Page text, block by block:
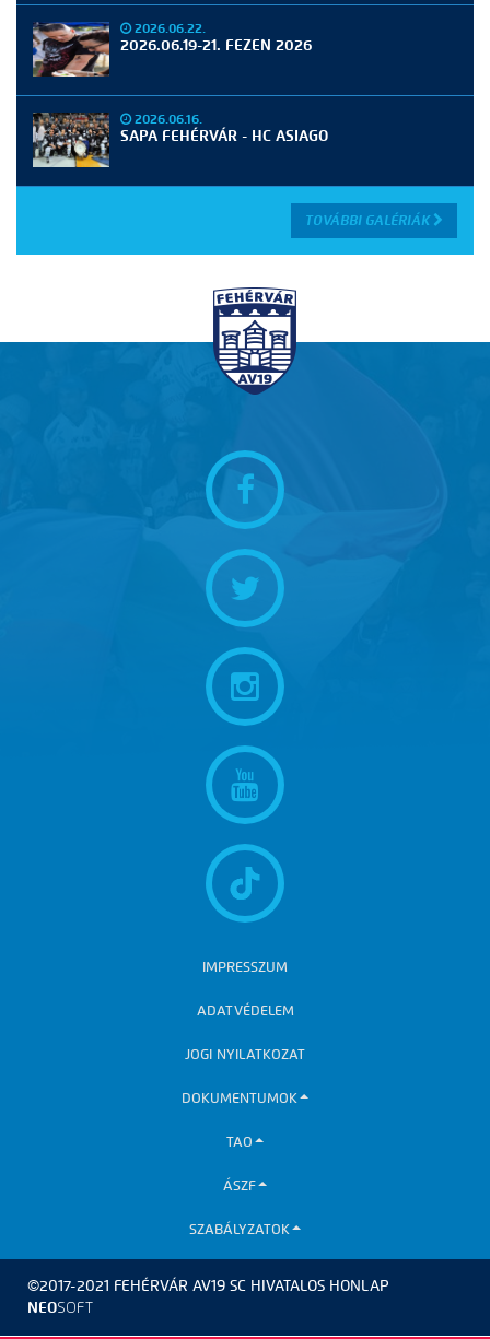
2026.06.22.
2026.06.19-21. FEZEN 2026
2026.06.16.
SAPA FEHÉRVÁR - HC ASIAGO
TOVÁBBI GALÉRIÁK
IMPRESSZUM
ADATVÉDELEM
JOGI NYILATKOZAT
DOKUMENTUMOK
TAO
ÁSZF
SZABÁLYZATOK
©2017-2021 FEHÉRVÁR AV19 SC HIVATALOS HONLAP
NEOSOFT